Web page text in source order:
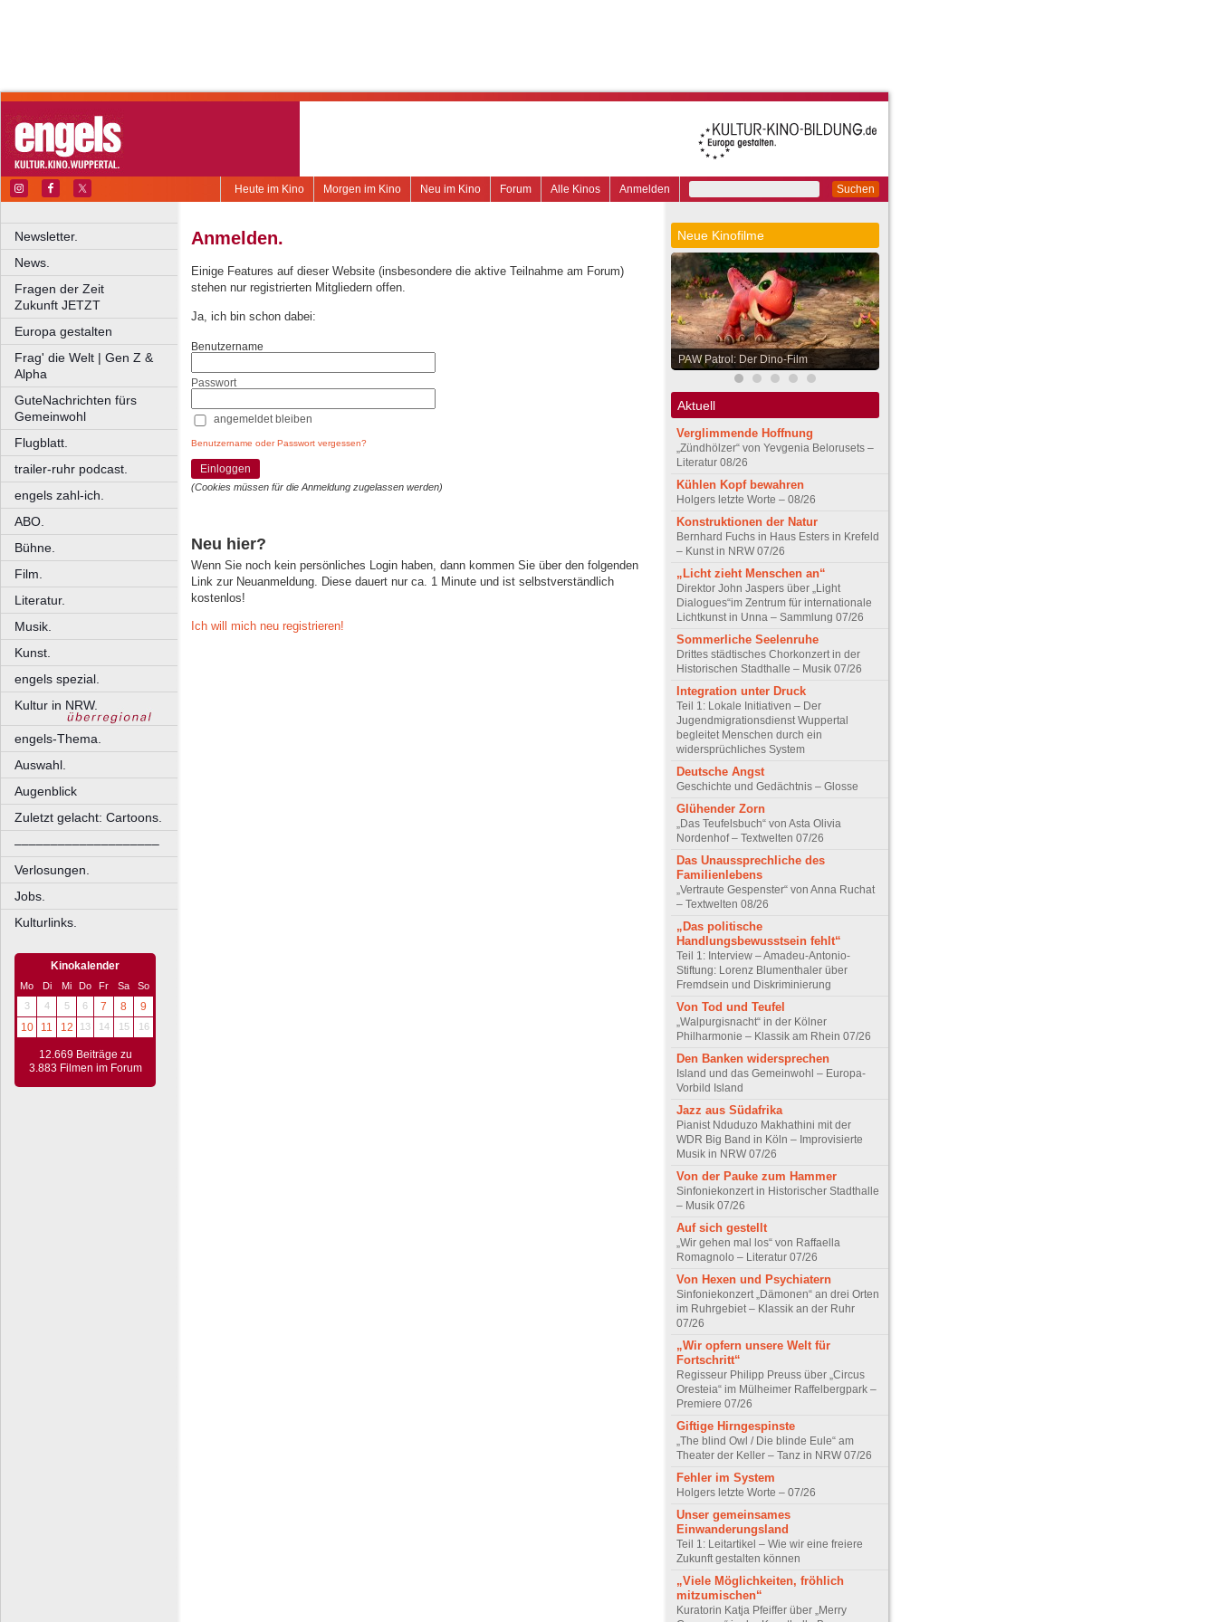
Suchen
Anmelden
Alle Kinos
Forum
Neu im Kino
Morgen im Kino
Heute im Kino
Newsletter.
News.
Fragen der Zeit
Zukunft JETZT
Europa gestalten
Frag' die Welt | Gen Z &
Alpha
GuteNachrichten fürs
Gemeinwohl
Flugblatt.
trailer-ruhr podcast.
engels zahl-ich.
ABO.
Bühne.
Film.
Literatur.
Musik.
Kunst.
engels spezial.
Kultur in NRW.
engels-Thema.
Auswahl.
Augenblick
Zuletzt gelacht: Cartoons.
––––––––––––––––––––
Verlosungen.
Jobs.
Kulturlinks.
Kinokalender
Mo Di Mi Do Fr Sa
So
3
4 5 6 7 8
9
10
11 12 13 14 15 16
12.669 Beiträge zu
3.883 Filmen im Forum
Anmelden.
Einige Features auf dieser Website (insbesondere die aktive Teilnahme am Forum)
stehen nur registrierten Mitgliedern offen.
Ja, ich bin schon dabei:
Benutzername
Passwort
angemeldet bleiben
Benutzername oder Passwort vergessen?
Einloggen
(Cookies müssen für die Anmeldung zugelassen werden)
Neu hier?
Wenn Sie noch kein persönliches Login haben, dann kommen Sie über den folgenden
Link zur Neuanmeldung. Diese dauert nur ca. 1 Minute und ist selbstverständlich
kostenlos!
Ich will mich neu registrieren!
Neue Kinofilme
PAW Patrol: Der Dino-Film
Aktuell
Verglimmende Hoffnung
„Zündhölzer“ von Yevgenia Belorusets –
Literatur 08/26
Kühlen Kopf bewahren
Holgers letzte Worte – 08/26
Konstruktionen der Natur
Bernhard Fuchs in Haus Esters in Krefeld
– Kunst in NRW 07/26
„Licht zieht Menschen an“
Direktor John Jaspers über „Light
Dialogues“im Zentrum für internationale
Lichtkunst in Unna – Sammlung 07/26
Sommerliche Seelenruhe
Drittes städtisches Chorkonzert in der
Historischen Stadthalle – Musik 07/26
Integration unter Druck
Teil 1: Lokale Initiativen – Der
Jugendmigrationsdienst Wuppertal
begleitet Menschen durch ein
widersprüchliches System
Deutsche Angst
Geschichte und Gedächtnis – Glosse
Glühender Zorn
„Das Teufelsbuch“ von Asta Olivia
Nordenhof – Textwelten 07/26
Das Unaussprechliche des
Familienlebens
„Vertraute Gespenster“ von Anna Ruchat
– Textwelten 08/26
„Das politische
Handlungsbewusstsein fehlt“
Teil 1: Interview – Amadeu-Antonio-
Stiftung: Lorenz Blumenthaler über
Fremdsein und Diskriminierung
Von Tod und Teufel
„Walpurgisnacht“ in der Kölner
Philharmonie – Klassik am Rhein 07/26
Den Banken widersprechen
Island und das Gemeinwohl – Europa-
Vorbild Island
Jazz aus Südafrika
Pianist Nduduzo Makhathini mit der
WDR Big Band in Köln – Improvisierte
Musik in NRW 07/26
Von der Pauke zum Hammer
Sinfoniekonzert in Historischer Stadthalle
– Musik 07/26
Auf sich gestellt
„Wir gehen mal los“ von Raffaella
Romagnolo – Literatur 07/26
Von Hexen und Psychiatern
Sinfoniekonzert „Dämonen“ an drei Orten
im Ruhrgebiet – Klassik an der Ruhr
07/26
„Wir opfern unsere Welt für
Fortschritt“
Regisseur Philipp Preuss über „Circus
Oresteia“ im Mülheimer Raffelbergpark –
Premiere 07/26
Giftige Hirngespinste
„The blind Owl / Die blinde Eule“ am
Theater der Keller – Tanz in NRW 07/26
Fehler im System
Holgers letzte Worte – 07/26
Unser gemeinsames
Einwanderungsland
Teil 1: Leitartikel – Wie wir eine freiere
Zukunft gestalten können
„Viele Möglichkeiten, fröhlich
mitzumischen“
Kuratorin Katja Pfeiffer über „Merry